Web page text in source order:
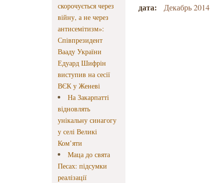
скорочується через
війну, а не через
антисемітизм»:
Співпрезидент
Вааду України
Едуард Шифрін
виступив на сесії
ВЄК у Женеві
На Закарпатті
відновлять
унікальну синагогу
у селі Великі
Ком’яти
Маца до свята
Песах: підсумки
реалізації
дата: Декабрь 2014